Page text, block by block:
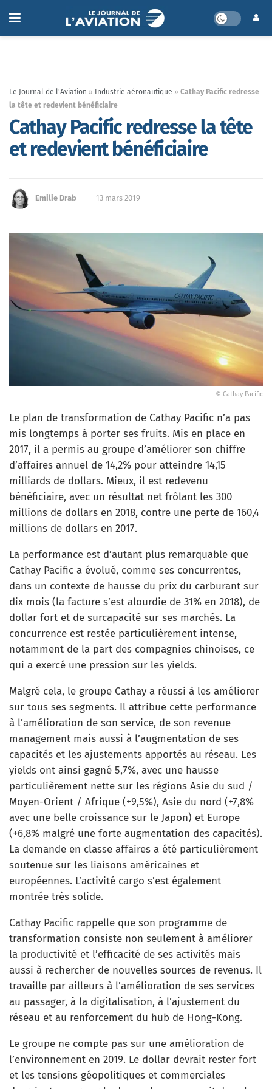
Le Journal de l'Aviation » Industrie aéronautique » Cathay Pacific redresse
la tête et redevient bénéficiaire
Cathay Pacific redresse la tête
et redevient bénéficiaire
Emilie Drab 13 mars 2019
© Cathay Pacific
Le plan de transformation de Cathay Pacific n’a pas
mis longtemps à porter ses fruits. Mis en place en
2017, il a permis au groupe d’améliorer son chiffre
d’affaires annuel de 14,2% pour atteindre 14,15
milliards de dollars. Mieux, il est redevenu
bénéficiaire, avec un résultat net frôlant les 300
millions de dollars en 2018, contre une perte de 160,4
millions de dollars en 2017.
La performance est d’autant plus remarquable que
Cathay Pacific a évolué, comme ses concurrentes,
dans un contexte de hausse du prix du carburant sur
dix mois (la facture s’est alourdie de 31% en 2018), de
dollar fort et de surcapacité sur ses marchés. La
concurrence est restée particulièrement intense,
notamment de la part des compagnies chinoises, ce
qui a exercé une pression sur les yields.
Malgré cela, le groupe Cathay a réussi à les améliorer
sur tous ses segments. Il attribue cette performance
à l’amélioration de son service, de son revenue
management mais aussi à l’augmentation de ses
capacités et les ajustements apportés au réseau. Les
yields ont ainsi gagné 5,7%, avec une hausse
particulièrement nette sur les régions Asie du sud /
Moyen-Orient / Afrique (+9,5%), Asie du nord (+7,8%
avec une belle croissance sur le Japon) et Europe
(+6,8% malgré une forte augmentation des capacités).
La demande en classe affaires a été particulièrement
soutenue sur les liaisons américaines et
européennes. L’activité cargo s’est également
montrée très solide.
Cathay Pacific rappelle que son programme de
transformation consiste non seulement à améliorer
la productivité et l’efficacité de ses activités mais
aussi à rechercher de nouvelles sources de revenus. Il
travaille par ailleurs à l’amélioration de ses services
au passager, à la digitalisation, à l’ajustement du
réseau et au renforcement du hub de Hong-Kong.
Le groupe ne compte pas sur une amélioration de
l’environnement en 2019. Le dollar devrait rester fort
et les tensions géopolitiques et commerciales